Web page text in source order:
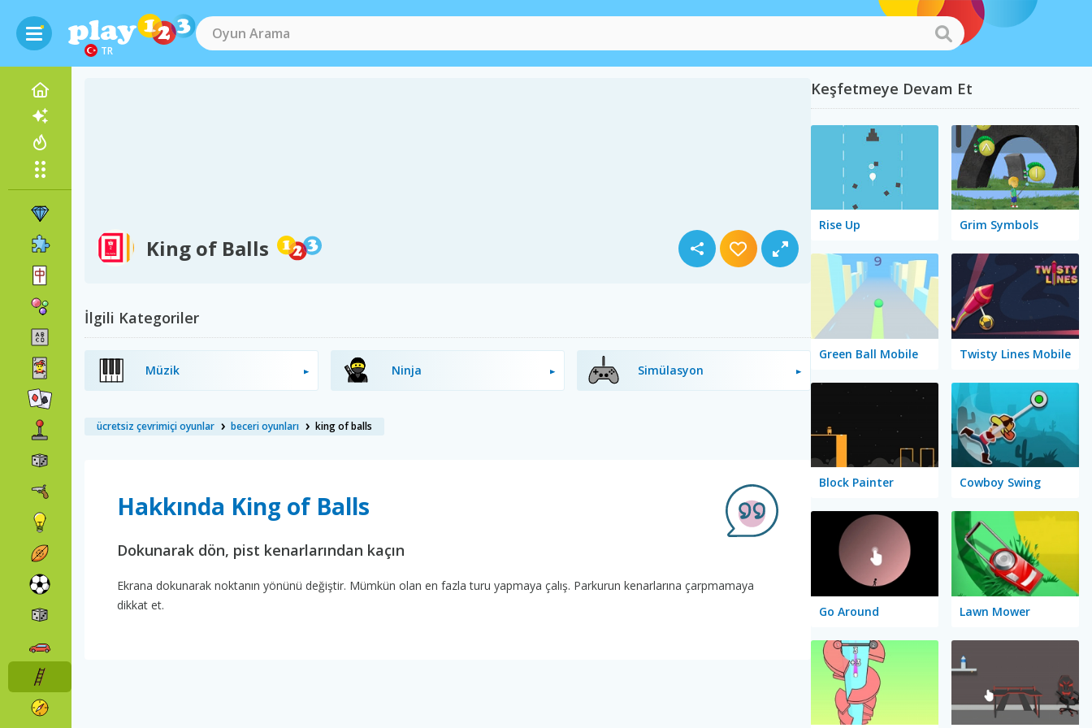
TR
King of Balls
İlgili Kategoriler
Müzik Ninja Simülasyon
ücretsiz çevrimiçi oyunlar beceri oyunları king of balls
Hakkında King of Balls
Dokunarak dön, pist kenarlarından kaçın
Ekrana dokunarak noktanın yönünü değiştir. Mümkün olan en fazla turu yapmaya çalış. Parkurun kenarlarına çarpmamaya
dikkat et.
Keşfetmeye Devam Et
Rise Up Grim Symbols
Green Ball Mobile Twisty Lines Mobile
Block Painter Cowboy Swing
Go Around Lawn Mower